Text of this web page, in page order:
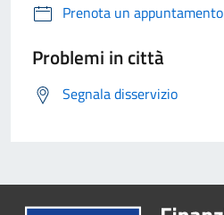
Prenota un appuntamento
Problemi in città
Segnala disservizio